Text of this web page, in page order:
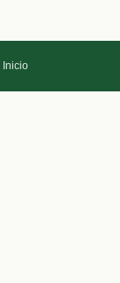
Inicio